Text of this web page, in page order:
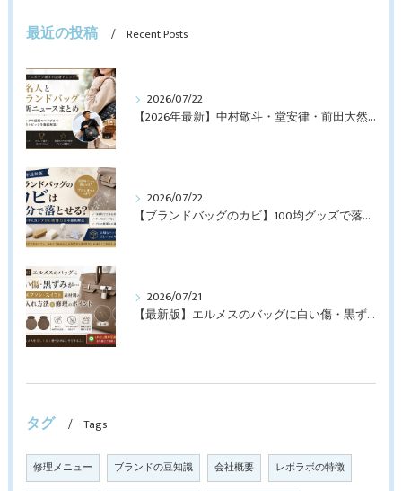
最近の投稿 Recent Posts
2026/07/22
【2026年最新】中村敬斗・堂安律・前田大然も愛用！日本代表選手が持つブランドバッグとは？修理・メンテナンス方法も解説
2026/07/22
【ブランドバッグのカビ】100均グッズで落とせる？プロが教えるNGなお手入れと修理すべきケース【最新版】
2026/07/21
【最新版】エルメスのバッグに白い傷・黒ずみが…トゴ・エプソン・スイフト素材別のお手入れ方法と修理のポイント
タグ Tags
修理メニュー ブランドの豆知識 会社概要 レボラボの特徴